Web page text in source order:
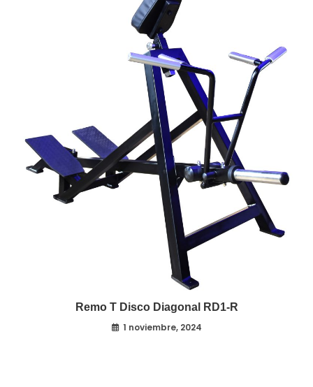
Remo T Disco Diagonal RD1-R
1 noviembre, 2024